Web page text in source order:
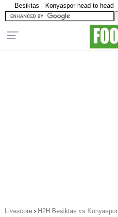
Besiktas - Konyaspor head to head
Livescore › H2H Besiktas vs Konyaspor